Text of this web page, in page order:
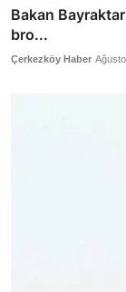
Bakan
bro...
Çerkezköy Haber